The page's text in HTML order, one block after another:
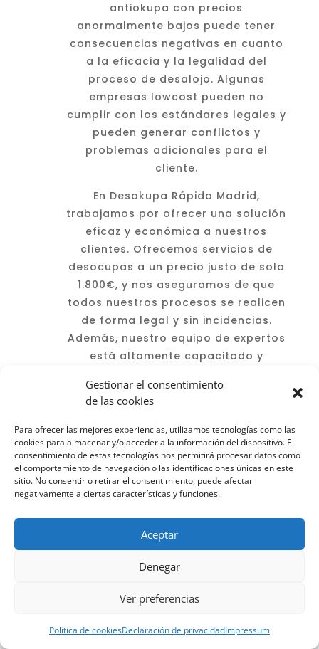
Gestionar el consentimiento
de las cookies
Para ofrecer las mejores experiencias, utilizamos tecnologías como las
cookies para almacenar y/o acceder a la información del dispositivo. El
consentimiento de estas tecnologías nos permitirá procesar datos como
el comportamiento de navegación o las identificaciones únicas en este
sitio. No consentir o retirar el consentimiento, puede afectar
negativamente a ciertas características y funciones.
Aceptar
Denegar
Ver preferencias
Política de cookiesDeclaración de privacidadImpressum
antiokupa con precios
anormalmente bajos puede tener
consecuencias negativas en cuanto
a la eficacia y la legalidad del
proceso de desalojo. Algunas
empresas lowcost pueden no
cumplir con los estándares legales y
pueden generar conflictos y
problemas adicionales para el
cliente.
En Desokupa Rápido Madrid,
trabajamos por ofrecer una solución
eficaz y económica a nuestros
clientes. Ofrecemos servicios de
desocupas a un precio justo de solo
1.800€, y nos aseguramos de que
todos nuestros procesos se realicen
de forma legal y sin incidencias.
Además, nuestro equipo de expertos
está altamente capacitado y
situación de desalojo de forma
eficiente y rápida.
En resumen, si buscas un servicio de
desalojo express en Madrid, no
dudes en considerar Desokupa
Rápido. Ofrecemos una solución
puedas recuperar tu vivienda sin
preocupaciones.